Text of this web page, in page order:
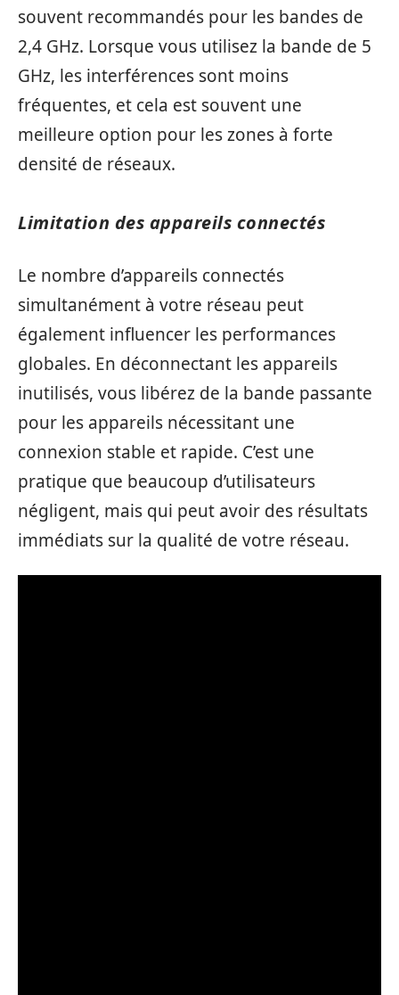
souvent recommandés pour les bandes de
2,4 GHz. Lorsque vous utilisez la bande de 5
GHz, les interférences sont moins
fréquentes, et cela est souvent une
meilleure option pour les zones à forte
densité de réseaux.
Limitation des appareils connectés
Le nombre d’appareils connectés
simultanément à votre réseau peut
également influencer les performances
globales. En déconnectant les appareils
inutilisés, vous libérez de la bande passante
pour les appareils nécessitant une
connexion stable et rapide. C’est une
pratique que beaucoup d’utilisateurs
négligent, mais qui peut avoir des résultats
immédiats sur la qualité de votre réseau.